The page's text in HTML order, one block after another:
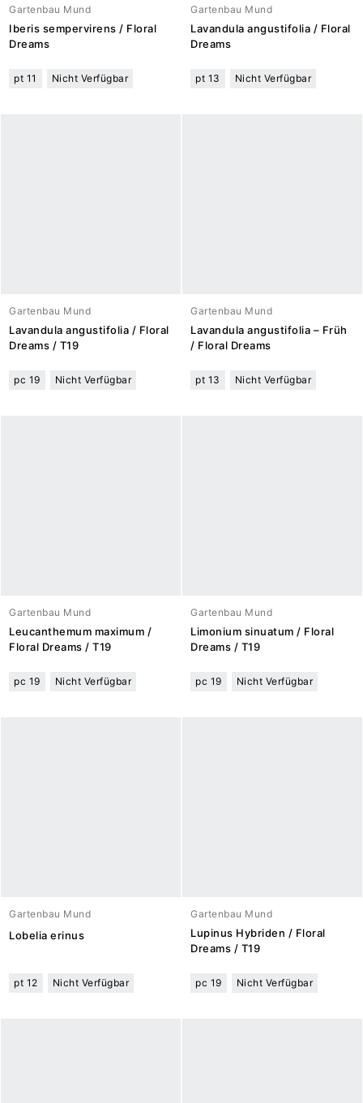
Gartenbau Mund
Iberis sempervirens / Floral
Dreams
pt 11 Nicht Verfügbar
Gartenbau Mund
Lavandula angustifolia / Floral
Dreams
pt 13 Nicht Verfügbar
Gartenbau Mund
Lavandula angustifolia / Floral
Dreams / T19
pc 19 Nicht Verfügbar
Gartenbau Mund
Lavandula angustifolia – Früh
/ Floral Dreams
pt 13 Nicht Verfügbar
Gartenbau Mund
Leucanthemum maximum /
Floral Dreams / T19
pc 19 Nicht Verfügbar
Gartenbau Mund
Limonium sinuatum / Floral
Dreams / T19
pc 19 Nicht Verfügbar
Gartenbau Mund
Lobelia erinus
pt 12 Nicht Verfügbar
Gartenbau Mund
Lupinus Hybriden / Floral
Dreams / T19
pc 19 Nicht Verfügbar